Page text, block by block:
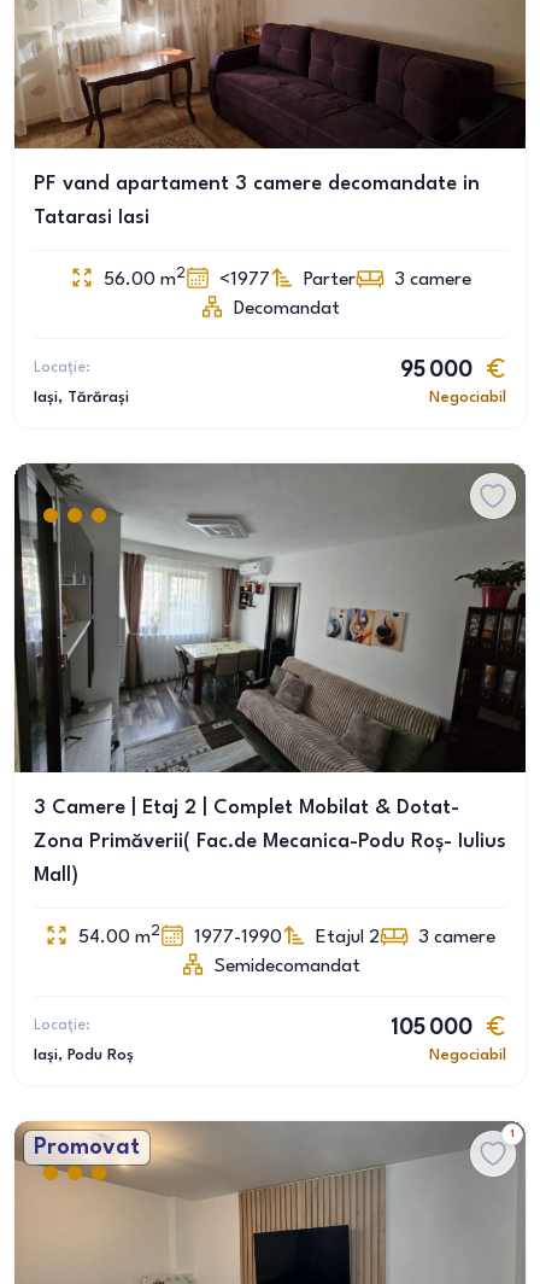
PF vand apartament 3 camere decomandate in
Tatarasi Iasi
56.00 m2 <1977 Parter 3 camere
Decomandat
Locație:
Iași, Tărărași
95 000
Negociabil
3 Camere | Etaj 2 | Complet Mobilat & Dotat-
Zona Primăverii( Fac.de Mecanica-Podu Roș- Iulius
Mall)
54.00 m2 1977-1990 Etajul 2 3 camere
Semidecomandat
Locație:
Iași, Podu Roș
105 000
Negociabil
Promovat
1